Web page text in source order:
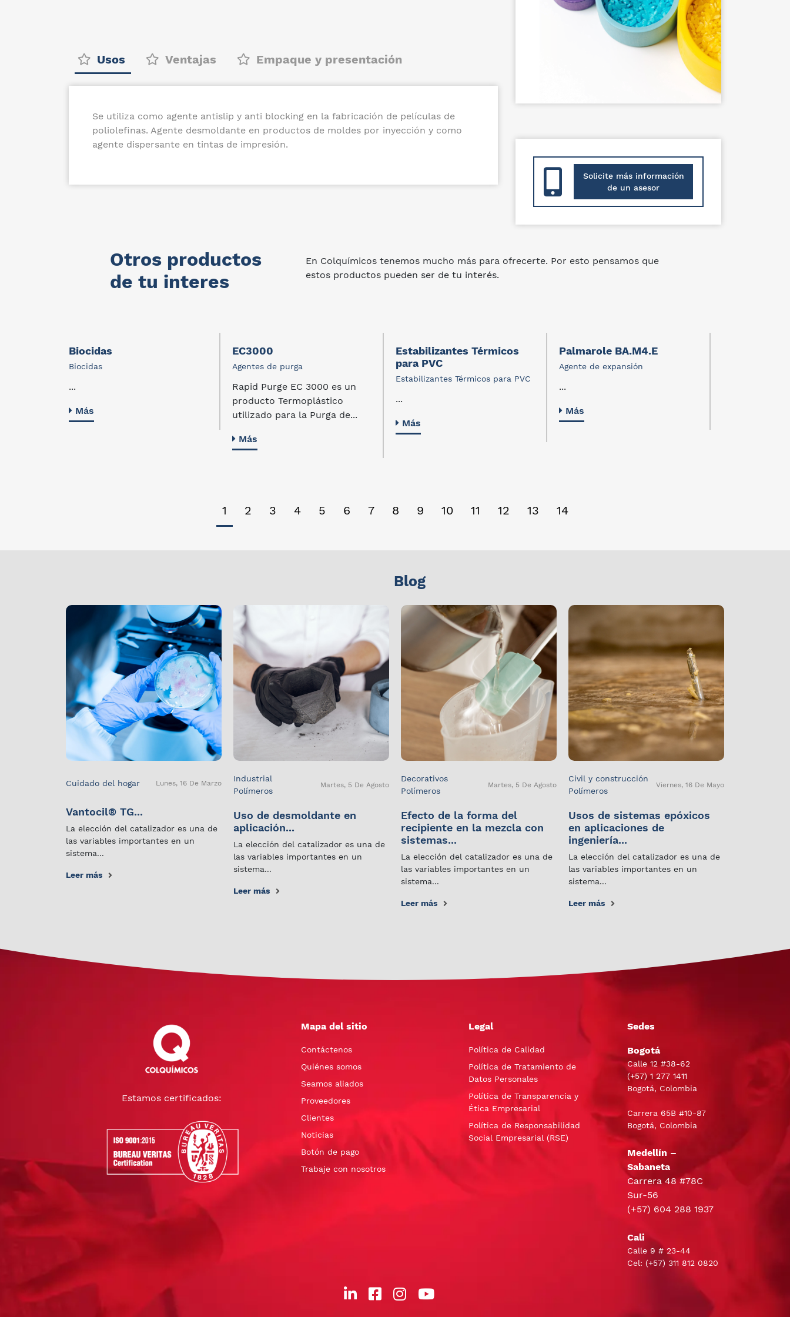
Usos Ventajas Empaque y presentación
Se utiliza como agente antislip y anti blocking en la fabricación de películas de
poliolefinas. Agente desmoldante en productos de moldes por inyección y como
agente dispersante en tintas de impresión.
Solicite más información
de un asesor
Otros productos
de tu interes
En Colquímicos tenemos mucho más para ofrecerte. Por esto pensamos que
estos productos pueden ser de tu interés.
Biocidas
Biocidas
...
Más
EC3000
Agentes de purga
Rapid Purge EC 3000 es un
producto Termoplástico
utilizado para la Purga de...
Más
Estabilizantes Térmicos
para PVC
Estabilizantes Térmicos para PVC
...
Más
Palmarole BA.M4.E
Agente de expansión
...
Más
1 2 3 4 5 6 7 8 9 10 11 12 13 14
Blog
Cuidado del hogar Lunes, 16 De Marzo
Vantocil® TG...
La elección del catalizador es una de
las variables importantes en un
sistema...
Leer más
Industrial
Polímeros
Martes, 5 De Agosto
Uso de desmoldante en
aplicación...
La elección del catalizador es una de
las variables importantes en un
sistema...
Leer más
Decorativos
Polímeros
Martes, 5 De Agosto
Efecto de la forma del
recipiente en la mezcla con
sistemas...
La elección del catalizador es una de
las variables importantes en un
sistema...
Leer más
Civil y construcción
Polímeros
Viernes, 16 De Mayo
Usos de sistemas epóxicos
en aplicaciones de
ingeniería...
La elección del catalizador es una de
las variables importantes en un
sistema...
Leer más
Estamos certificados:
Mapa del sitio
Contáctenos
Quiénes somos
Seamos aliados
Proveedores
Clientes
Noticias
Botón de pago
Trabaje con nosotros
Legal
Política de Calidad
Política de Tratamiento de
Datos Personales
Política de Transparencia y
Ética Empresarial
Política de Responsabilidad
Social Empresarial (RSE)
Sedes
Bogotá
Calle 12 #38-62
(+57)1 277 1411
Bogotá, Colombia
Carrera 65B #10-87
Bogotá, Colombia
Medellín –
Sabaneta
Carrera 48 #78C
Sur-56
(+57) 604 288 1937
Cali
Calle 9 # 23-44
Cel: (+57) 311 812 0820